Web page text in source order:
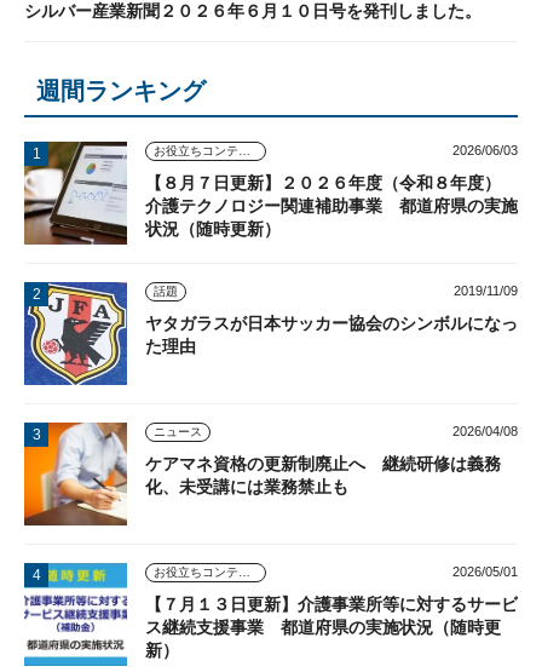
シルバー産業新聞２０２６年６月１０日号を発刊しました。
週間ランキング
お役立ちコンテンツ 2026/06/03
【８月７日更新】２０２６年度（令和８年度）
介護テクノロジー関連補助事業 都道府県の実施
状況（随時更新）
話題 2019/11/09
ヤタガラスが日本サッカー協会のシンボルになっ
た理由
ニュース 2026/04/08
ケアマネ資格の更新制廃止へ 継続研修は義務
化、未受講には業務禁止も
お役立ちコンテンツ 2026/05/01
【７月１３日更新】介護事業所等に対するサービ
ス継続支援事業 都道府県の実施状況（随時更
新）